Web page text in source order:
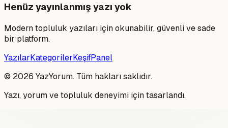
Henüz yayınlanmış yazı yok
Modern topluluk yazıları için okunabilir, güvenli ve sade
bir platform.
YazılarKategorilerKeşifPanel
© 2026 YazYorum. Tüm hakları saklıdır.
Yazı, yorum ve topluluk deneyimi için tasarlandı.